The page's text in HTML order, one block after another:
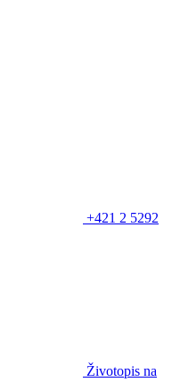
+421 2 5292
Životopis na